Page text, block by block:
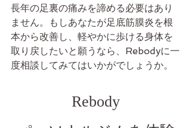
長年の足裏の痛みを諦める必要はあり
ません。もしあなたが足底筋膜炎を根
本から改善し、軽やかに歩ける身体を
取り戻したいと願うなら、Rebodyに一
度相談してみてはいかがでしょうか。
Rebody